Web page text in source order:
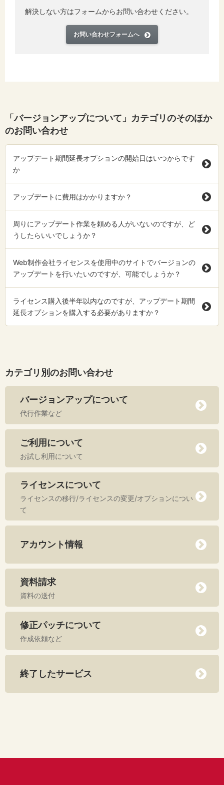
解決しない方はフォームからお問い合わせください。
お問い合わせフォームへ
「バージョンアップについて」カテゴリのそのほか
のお問い合わせ
アップデート期間延長オプションの開始日はいつからです
か
アップデートに費用はかかりますか？
周りにアップデート作業を頼める人がいないのですが、ど
うしたらいいでしょうか？
Web制作会社ライセンスを使用中のサイトでバージョンの
アップデートを行いたいのですが、可能でしょうか？
ライセンス購入後半年以内なのですが、アップデート期間
延長オプションを購入する必要がありますか？
カテゴリ別のお問い合わせ
バージョンアップについて
代行作業など
ご利用について
お試し利用について
ライセンスについて
ライセンスの移行/ライセンスの変更/オプションについ
て
アカウント情報
資料請求
資料の送付
修正パッチについて
作成依頼など
終了したサービス